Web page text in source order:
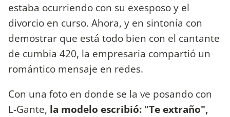
estaba ocurriendo con su exesposo y el
divorcio en curso. Ahora, y en sintonía con
demostrar que está todo bien con el cantante
de cumbia 420, la empresaria compartió un
romántico mensaje en redes.
Con una foto en donde se la ve posando con
L-Gante, la modelo escribió: "Te extraño",